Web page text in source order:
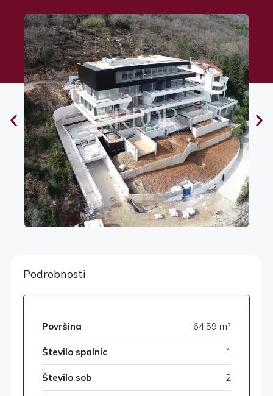
Podrobnosti
Površina 64,59 m²
Število spalnic 1
Število sob 2